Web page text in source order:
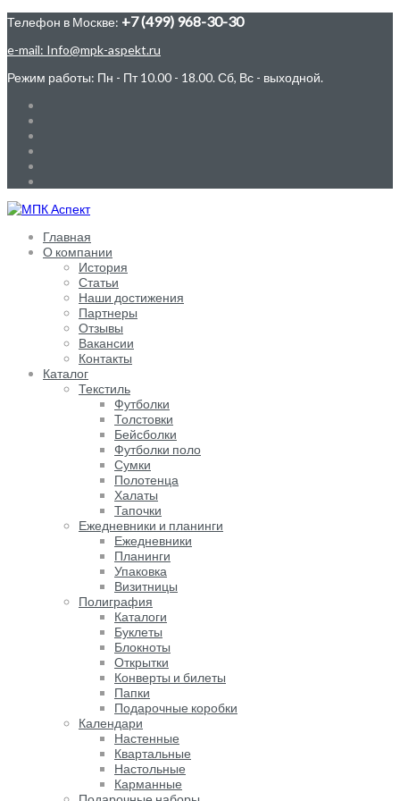
Телефон в Москве: +7 (499) 968-30-30
e-mail: Info@mpk-aspekt.ru
Режим работы: Пн - Пт 10.00 - 18.00. Сб, Вс - выходной.
Главная
О компании
История
Статьи
Наши достижения
Партнеры
Отзывы
Вакансии
Контакты
Каталог
Текстиль
Футболки
Толстовки
Бейсболки
Футболки поло
Сумки
Полотенца
Халаты
Тапочки
Ежедневники и планинги
Ежедневники
Планинги
Упаковка
Визитницы
Полиграфия
Каталоги
Буклеты
Блокноты
Открытки
Конверты и билеты
Папки
Подарочные коробки
Календари
Настенные
Квартальные
Настольные
Карманные